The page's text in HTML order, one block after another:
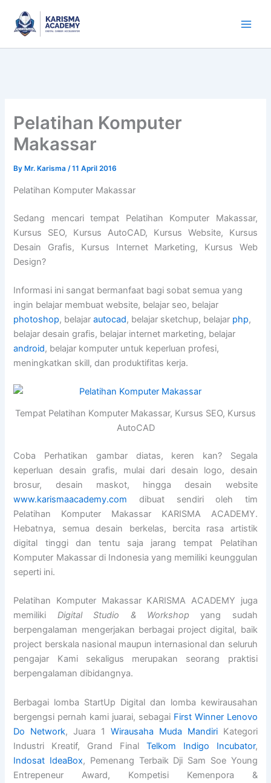
content
Pelatihan Komputer
Makassar
By Mr. Karisma/11 April 2016
Pelatihan Komputer Makassar
Sedang mencari tempat Pelatihan Komputer Makassar,
Kursus SEO, Kursus AutoCAD, Kursus Website, Kursus
Desain Grafis, Kursus Internet Marketing, Kursus Web
Design?
Informasi ini sangat bermanfaat bagi sobat semua yang
ingin belajar membuat website, belajar seo, belajar
photoshop, belajarautocad, belajar sketchup, belajar php,
belajar desain grafis, belajar internet marketing, belajar
android, belajar komputer untuk keperluan profesi,
meningkatkan skill, dan produktifitas kerja.
Tempat Pelatihan Komputer Makassar, Kursus SEO, Kursus
AutoCAD
Coba Perhatikan gambar diatas, keren kan? Segala
keperluan desain grafis, mulai dari desain logo, desain
brosur, desain maskot, hingga desain website
www.karismaacademy.com dibuat sendiri oleh tim
Pelatihan Komputer Makassar KARISMA ACADEMY.
Hebatnya, semua desain berkelas, bercita rasa artistik
digital tinggi dan tentu saja jarang tempat Pelatihan
Komputer Makassar di Indonesia yang memiliki keunggulan
seperti ini.
Pelatihan Komputer Makassar KARISMA ACADEMY juga
memiliki Digital Studio & Workshop yang sudah
berpengalaman mengerjakan berbagai project digital, baik
project berskala nasional maupun internasional dan seluruh
pengajar Kami sekaligus merupakan seorang praktisi
berpengalaman dibidangnya.
Berbagai lomba StartUp Digital dan lomba kewirausahan
bergengsi pernah kami juarai, sebagai First Winner Lenovo
Do Network, Juara 1 Wirausaha Muda MandiriKategori
Industri Kreatif, Grand Final Telkom Indigo Incubator,
Indosat IdeaBox, Pemenang Terbaik Dji Sam Soe Young
Entrepeneur Award, Kompetisi Kemenpora &